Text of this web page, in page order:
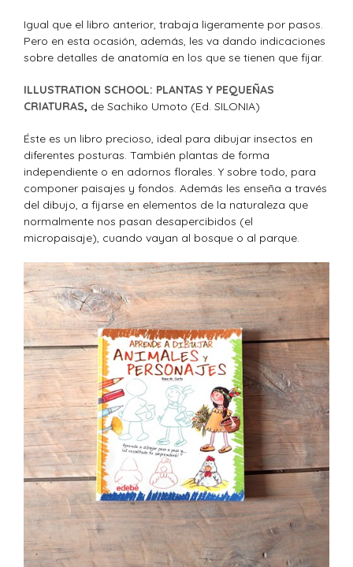
Igual que el libro anterior, trabaja ligeramente por pasos.
Pero en esta ocasión, además, les va dando indicaciones
sobre detalles de anatomía en los que se tienen que fijar.
ILLUSTRATION SCHOOL: PLANTAS Y PEQUEÑAS
CRIATURAS, de Sachiko Umoto (Ed. SILONIA)
Éste es un libro precioso, ideal para dibujar insectos en
diferentes posturas. También plantas de forma
independiente o en adornos florales. Y sobre todo, para
componer paisajes y fondos. Además les enseña a través
del dibujo, a fijarse en elementos de la naturaleza que
normalmente nos pasan desapercibidos (el
micropaisaje), cuando vayan al bosque o al parque.